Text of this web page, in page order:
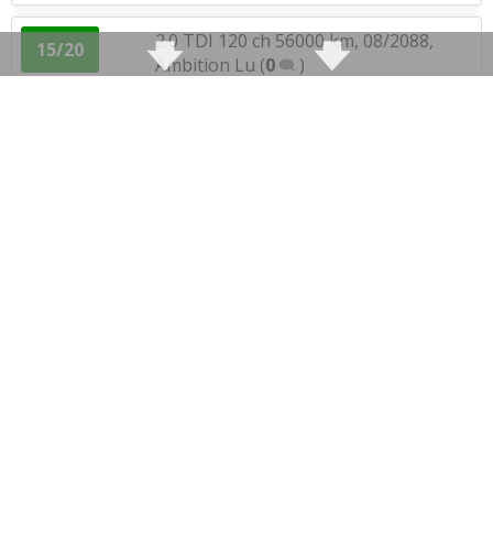
15/20
2.0 TDI 120 ch 56000 km, 08/2088,
Ambition Lu (0 )